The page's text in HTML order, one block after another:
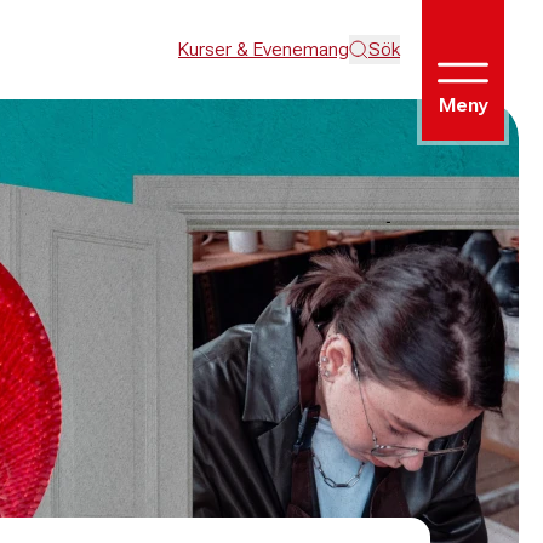
Kurser & Evenemang Sök
Meny